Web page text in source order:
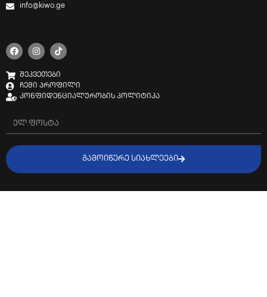
info@kiwo.ge
შეკვეთები
ჩემი პროფილი
კონფიდენციალურობის პოლიტიკა
ᲒᲐᲛᲝᲘᲬᲔᲠᲔ ᲡᲘᲐᲮᲚᲔᲔᲑᲘ